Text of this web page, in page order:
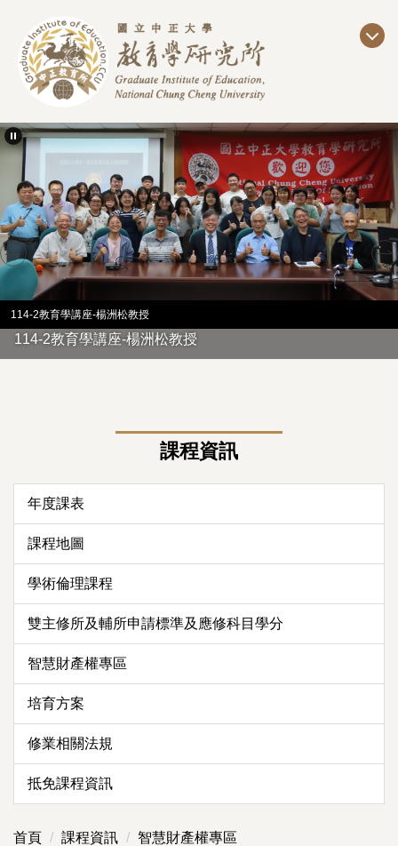
主
容
區
114-2教育學講座-楊洲松教授
114-2教育學講座-楊洲松教授
課程資訊
年度課表
課程地圖
學術倫理課程
雙主修所及輔所申請標準及應修科目學分
智慧財產權專區
培育方案
修業相關法規
抵免課程資訊
首頁 課程資訊 智慧財產權專區